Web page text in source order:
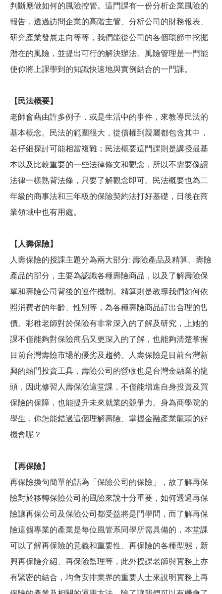
判斷應做如何的風險控管。這門課有一份分析企業風險的
報告，透過訪問企業的高階主管、分析公司的財務報表、
研究產業發展走向等等，我們能從公司的各個環節中挖掘
潛在的風險，並提出可行的解決辦法。風險管理是一門能
使你將上課學到的知識快速地與實例結合的一門課。
【民法概要】
老師會藉由許多例子，或是生活中的事件，來教導民法的
基本概念。民法的範圍很大，從債權到親屬都包含其中，
若仔細探討可能相當複雜；民法概要這門課則是講授最基
本以及比較重要的一些法律條文和觀念，所以不需要像讀
法律一樣熟背法條，只要了解觀念即可。民法概要也為二
年級的商事法和三年級的保險契約法打好基礎，日後在商
業領域中也有用處。
【人壽保險】
人壽保險的授課主題分為兩大部分: 壽險產品及精算。壽險
產品的部分，主要為認識各種壽險商品，以及了解壽險保
單和壽險公司背後的運作機制。精算則是教導我們如何依
照消費者的年齡、性別等，為各種壽險商品訂出合理的售
價。彩稚老師對於保險有非常深入的了解及研究，上她的
課不僅能夠對保險商品又更深入的了解，也能夠清楚掌握
目前台灣壽險市場的優劣及趨勢。人壽保險是目前台灣新
興的熱門投資工具，壽險公司的營收也是台灣金融業的龍
頭，因此修習人壽保險這堂課，不僅能增進自身投資及買
保險的保障，也能提升未來就業的競爭力。身為商學院的
學生，你怎能錯過這個理解壽險、掌握金融產業龍頭的好
機會呢？
【再保險】
再保險換句簡單的話為「保險公司的保險」，故了解再保
險對於移轉保險公司的風險來說十分重要，如何透過再保
險讓再保公司及保險公司都受益將是門學問，而了解再保
險這個專業的產業是每位風管系同學所需具備的，本堂課
可以了解再保險的意義和重要性、再保險的各種型態，新
興再保險介紹、再保險監理等，此外授課老師與實務上亦
有緊密的結合，均會安排業界的重要人士來說明實務上再